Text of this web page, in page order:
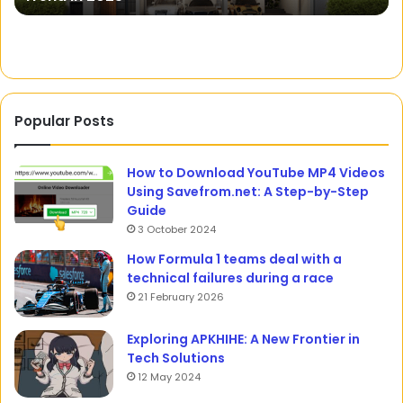
Popular Posts
How to Download YouTube MP4 Videos
Using Savefrom.net: A Step-by-Step
Guide
3 October 2024
How Formula 1 teams deal with a
technical failures during a race
21 February 2026
Exploring APKHIHE: A New Frontier in
Tech Solutions
12 May 2024